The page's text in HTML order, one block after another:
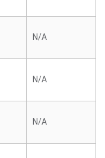
N/A
N/A
N/A